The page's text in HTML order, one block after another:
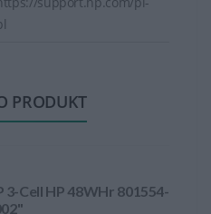
PRODUKT
Cell HP 48WHr 801554-